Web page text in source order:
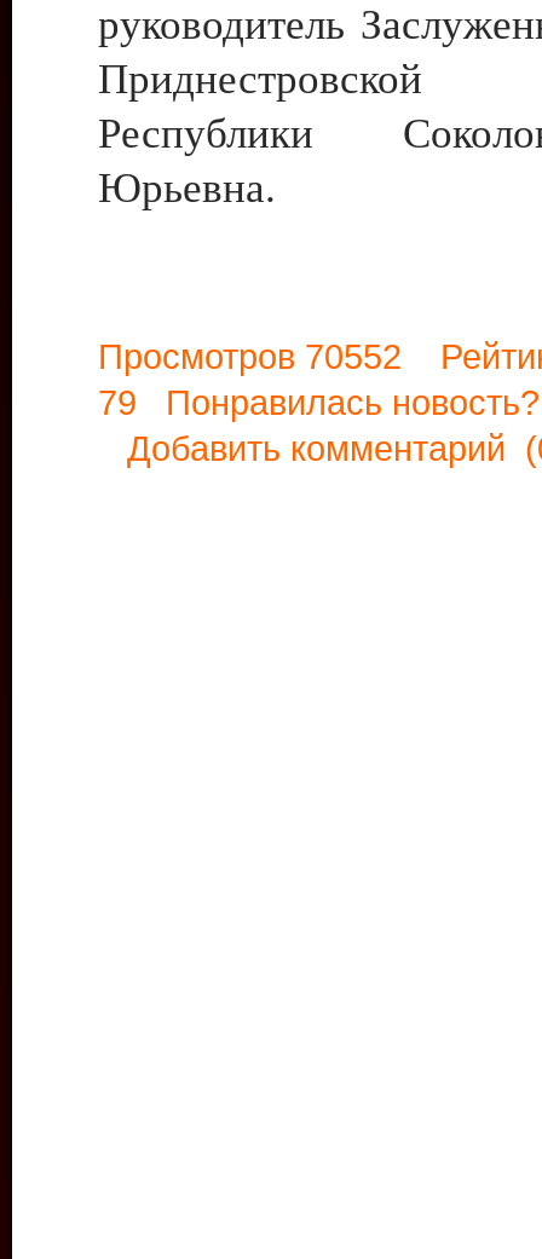
руководитель
Приднестровской
Республики
Юрьевна.
Просмотров 70552
79 Понравилась
Добавить комментарий